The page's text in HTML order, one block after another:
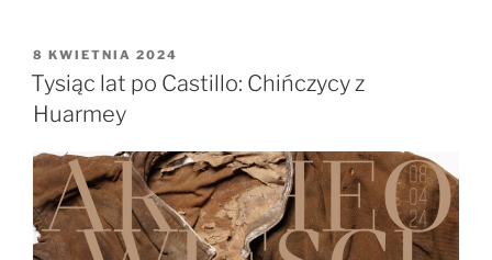
z
Pommerœul:
między
neolitem
a
okresem
OPUBLIKOWANE
W
8 KWIETNIA 2024
Tysiąc lat po Castillo: Chińczycy z
Huarmey